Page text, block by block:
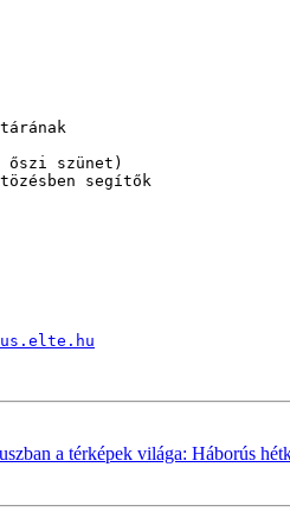
őszi szünet)
segítők
a térképek világa: Háborús